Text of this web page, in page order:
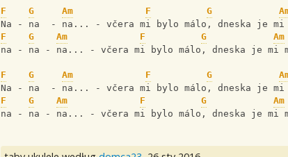
F G Am F G
Na - na  - na... - včera mi bylo málo, dneska je mi
F
G Am F G
Am
na - na - na... - včera mi bylo málo, dneska je mi
F G Am F G
Na - na  - na... - včera mi bylo málo, dneska je mi
F
G Am F G
Am
na - na - na... - včera mi bylo málo, dneska je mi